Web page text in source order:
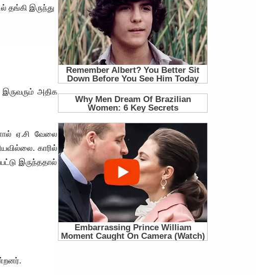
தங்கி இருந்து
அதிக
ஏ.சி வேலை
காரில்
இருந்ததால்